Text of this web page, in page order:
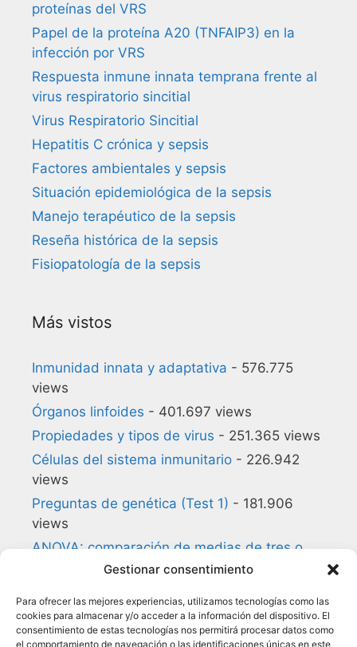
Gestionar consentimiento
Para ofrecer las mejores experiencias, utilizamos tecnologías como las
cookies para almacenar y/o acceder a la información del dispositivo. El
consentimiento de estas tecnologías nos permitirá procesar datos como
el comportamiento de navegación o las identificaciones únicas en este
proteínas del VRS
Papel de la proteína A20 (TNFAIP3) en la
infección por VRS
Respuesta inmune innata temprana frente al
virus respiratorio sincitial
Virus Respiratorio Sincitial
Hepatitis C crónica y sepsis
Factores ambientales y sepsis
Situación epidemiológica de la sepsis
Manejo terapéutico de la sepsis
Reseña histórica de la sepsis
Fisiopatología de la sepsis
Más vistos
Inmunidad innata y adaptativa - 576.775
views
Órganos linfoides - 401.697 views
Propiedades y tipos de virus - 251.365 views
Células del sistema inmunitario - 226.942
views
Preguntas de genética (Test 1) - 181.906
views
ANOVA: comparación de medias de tres o
más grupos- 180.857 views
140.168 views
Glosario de Inmunología- 134.954 views